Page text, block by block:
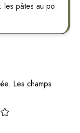
les pâtes au po
Les champs